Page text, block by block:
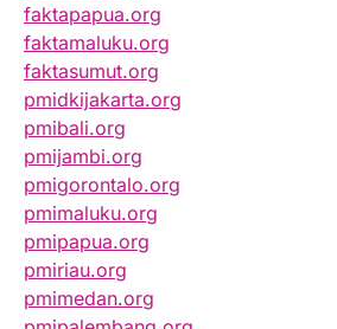
faktapapua.org
faktamaluku.org
faktasumut.org
pmidkijakarta.org
pmibali.org
pmijambi.org
pmigorontalo.org
pmimaluku.org
pmipapua.org
pmiriau.org
pmimedan.org